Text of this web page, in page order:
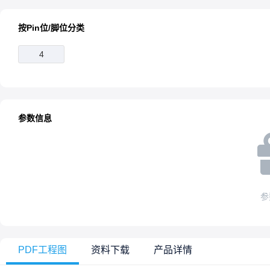
按Pin位/脚位分类
4
参数信息
PDF工程图 资料下载 产品详情